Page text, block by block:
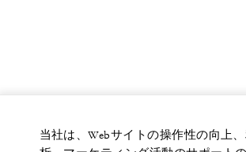
当社は、Webサイトの操作性の向上